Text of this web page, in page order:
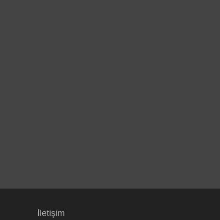
İletişim